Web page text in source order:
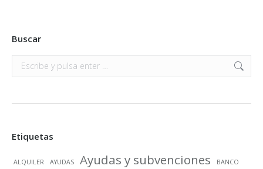
Buscar
Buscar:
Etiquetas
ALQUILER AYUDAS Ayudas y subvenciones BANCO